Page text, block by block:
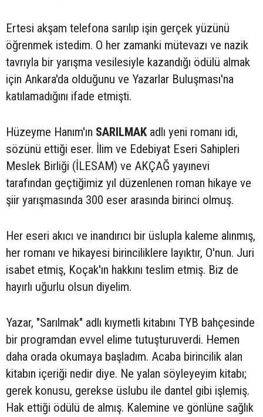
Ertesi akşam telefona sarılıp işin gerçek yüzünü
öğrenmek istedim. O her zamanki mütevazı ve nazik
tavrıyla bir yarışma vesilesiyle kazandığı ödülü almak
için Ankara'da olduğunu ve Yazarlar Buluşması'na
katılamadığını ifade etmişti.
Hüzeyme Hanım'ın SARILMAK adlı yeni romanı idi,
sözünü ettiği eser. İlim ve Edebiyat Eseri Sahipleri
Meslek Birliği (İLESAM) ve AKÇAĞ yayınevi
tarafından geçtiğimiz yıl düzenlenen roman hikaye ve
şiir yarışmasında 300 eser arasında birinci olmuş.
Her eseri akıcı ve inandırıcı bir üslupla kaleme alınmış,
her romanı ve hikayesi birinciliklere layıktır, O'nun. Juri
isabet etmiş, Koçak'ın hakkını teslim etmiş. Biz de
hayırlı uğurlu olsun diyelim.
Yazar, "Sarılmak" adlı kıymetli kitabını TYB bahçesinde
bir programdan evvel elime tutuşturuverdi. Hemen
daha orada okumaya başladım. Acaba birincilik alan
kitabın içeriği nedir diye. Ne yalan söyleyeyim kitabı;
gerek konusu, gerekse üslubu ile dantel gibi işlemiş.
Hak ettiği ödülü de almış. Kalemine ve gönlüne sağlık